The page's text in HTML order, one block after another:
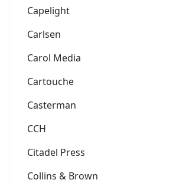
Capelight
Carlsen
Carol Media
Cartouche
Casterman
CCH
Citadel Press
Collins & Brown